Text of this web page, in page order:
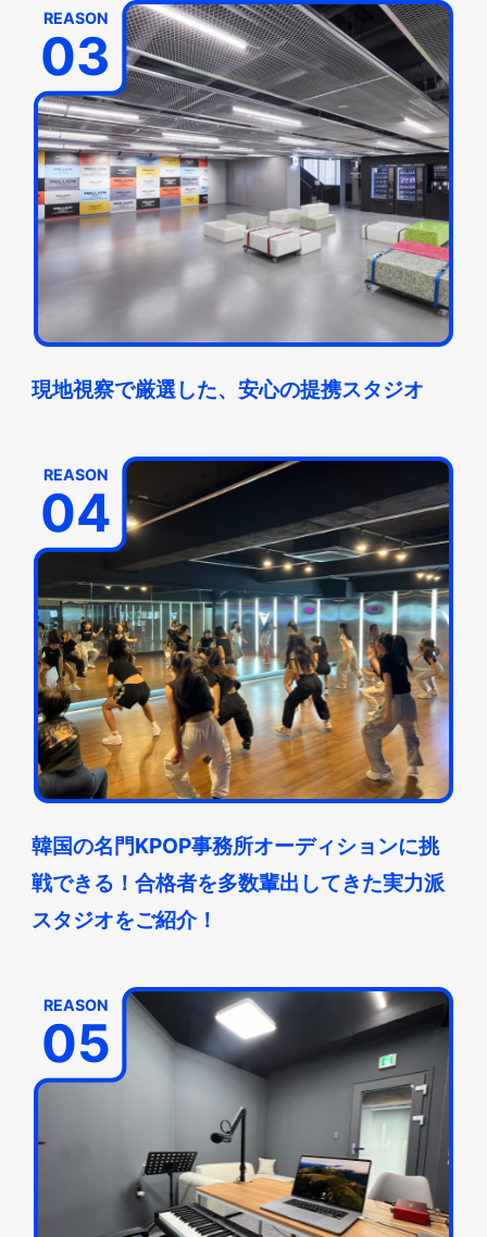
REASON
03
現地視察で厳選した、安心の提携スタジオ
REASON
04
韓国の名門KPOP事務所オーディションに挑
戦できる！合格者を多数輩出してきた実力派
スタジオをご紹介！
REASON
05